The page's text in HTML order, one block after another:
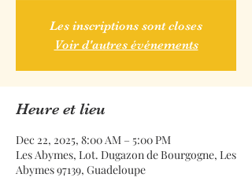
Les inscriptions sont closes
Voir d'autres événements
Heure et lieu
Dec 22, 2025, 8:00 AM – 5:00 PM
Les Abymes, Lot. Dugazon de Bourgogne, Les
Abymes 97139, Guadeloupe